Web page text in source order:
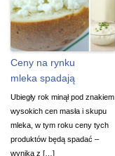
Ceny na rynku
mleka spadają
Ubiegły rok minął pod znakiem
wysokich cen masła i skupu
mleka, w tym roku ceny tych
produktów będą spadać –
wynika z […]